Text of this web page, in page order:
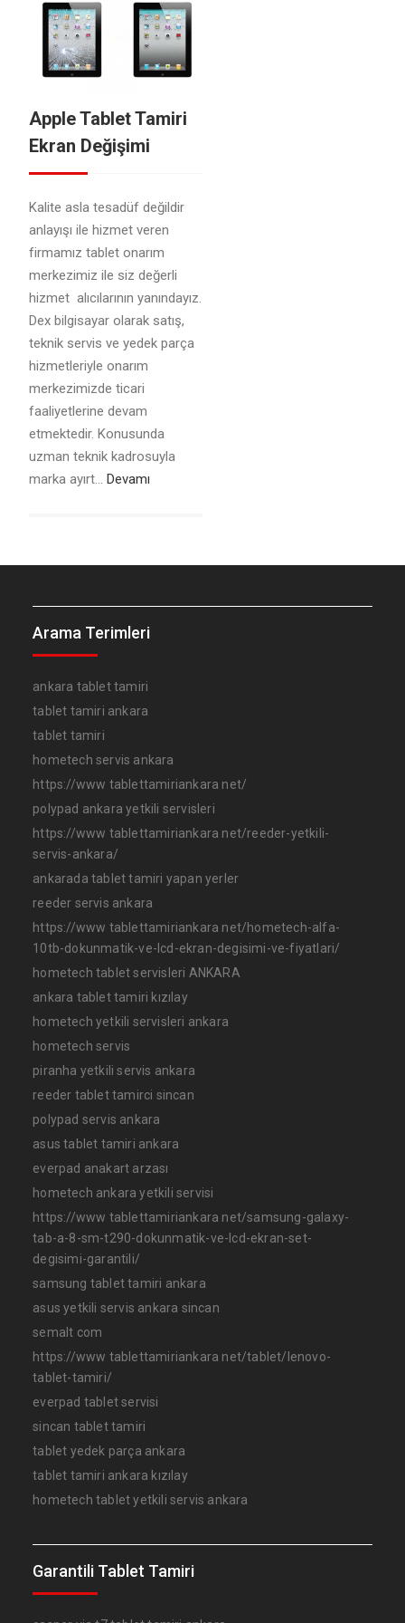
Apple Tablet Tamiri
Ekran Değişimi
Kalite asla tesadüf değildir
anlayışı ile hizmet veren
firmamız tablet onarım
merkezimiz ile siz değerli
hizmet alıcılarının yanındayız.
Dex bilgisayar olarak satış,
teknik servis ve yedek parça
hizmetleriyle onarım
merkezimizde ticari
faaliyetlerine devam
etmektedir. Konusunda
uzman teknik kadrosuyla
marka ayırt… Devamı
Arama Terimleri
ankara tablet tamiri
tablet tamiri ankara
tablet tamiri
hometech servis ankara
https://www tablettamiriankara net/
polypad ankara yetkili servisleri
https://www tablettamiriankara net/reeder-yetkili-
servis-ankara/
ankarada tablet tamiri yapan yerler
reeder servis ankara
https://www tablettamiriankara net/hometech-alfa-
10tb-dokunmatik-ve-lcd-ekran-degisimi-ve-fiyatlari/
hometech tablet servisleri ANKARA
ankara tablet tamiri kızılay
hometech yetkili servisleri ankara
hometech servis
piranha yetkili servis ankara
reeder tablet tamirci sincan
polypad servis ankara
asus tablet tamiri ankara
everpad anakart arzası
hometech ankara yetkili servisi
https://www tablettamiriankara net/samsung-galaxy-
tab-a-8-sm-t290-dokunmatik-ve-lcd-ekran-set-
degisimi-garantili/
samsung tablet tamiri ankara
asus yetkili servis ankara sincan
semalt com
https://www tablettamiriankara net/tablet/lenovo-
tablet-tamiri/
everpad tablet servisi
sincan tablet tamiri
tablet yedek parça ankara
tablet tamiri ankara kızılay
hometech tablet yetkili servis ankara
Garantili Tablet Tamiri